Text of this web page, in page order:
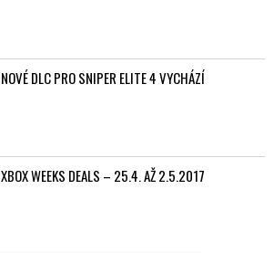
NOVÉ DLC PRO SNIPER ELITE 4 VYCHÁZÍ
XBOX WEEKS DEALS – 25.4. AŽ 2.5.2017